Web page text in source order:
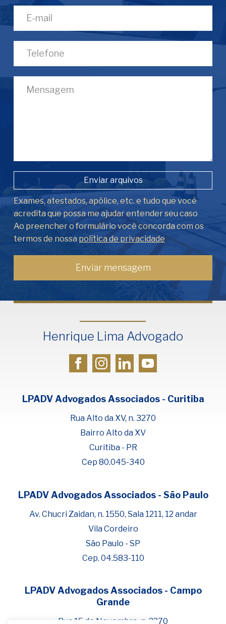
Fale com Henrique Lima
Cadastre-se para começar uma
conversa no WhatsApp
Enviar arquivos
Exames, atestados, apólice, etc. e tudo que você
acredita que possa me ajudar entender seu caso
Ao preencher o formulário você concorda com os
termos de nossa política de privacidade
Henrique Lima Advogado
LPADV Advogados Associados - Curitiba
Rua Alto da XV, n. 3270
Bairro Alto da XV
Curitiba - PR
Cep 80.045-340
LPADV Advogados Associados - São Paulo
Av. Chucri Zaidan, n. 1550, Sala 1211, 12 andar
Vila Cordeiro
São Paulo - SP
Cep. 04.583-110
LPADV Advogados Associados - Campo
Grande
Rua 15 de Novembro, n. 2270